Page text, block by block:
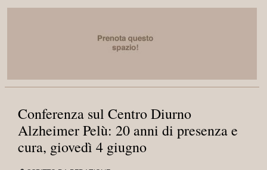
Conferenza sul Centro Diurno
Alzheimer Pelù: 20 anni di presenza e
cura, giovedì 4 giugno